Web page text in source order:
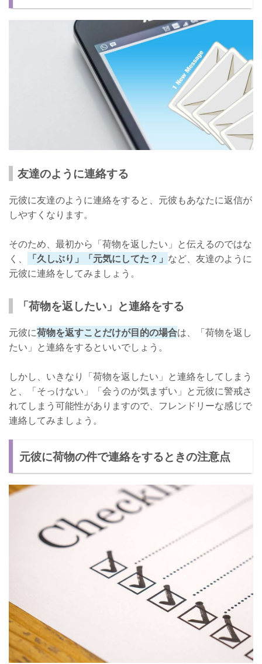
友達のように連絡する
元彼に友達のように連絡をすると、元彼もあなたに返信が
しやすくなります。
そのため、最初から「荷物を返したい」と伝えるのではな
く、
「久しぶり」「元気にしてた？」 など、友達のように
元彼に連絡をしてみましょう。
「荷物を返したい」と連絡をする
元彼に荷物を返すことだけが目的の場合は、「荷物を返し
たい」と連絡をするといいでしょう。
しかし、いきなり「荷物を返したい」と連絡をしてしまう
と、「そっけない」「会うのが気まずい」と元彼に警戒さ
れてしまう可能性がありますので、フレンドリーな感じで
連絡してみましょう。
元彼に荷物の件で連絡をするときの注意点